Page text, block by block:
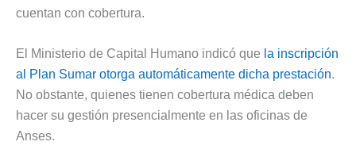
cuentan con cobertura.
El Ministerio de Capital Humano indicó que la inscripción
al Plan Sumar otorga automáticamente dicha prestación.
No obstante, quienes tienen cobertura médica deben
hacer su gestión presencialmente en las oficinas de
Anses.